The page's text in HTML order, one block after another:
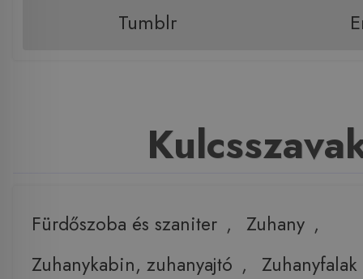
Tumblr
Fürdőszoba és szaniter , Zuhany ,
Zuhanykabin, zuhanyajtó ,
Zuhanyfalak